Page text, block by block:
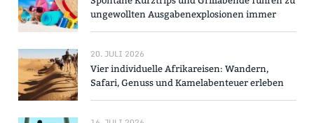
ungewollten Ausgabenexplosionen immer
20. JULI 2026
Vier individuelle Afrikareisen: Wandern,
Safari, Genuss und Kamelabenteuer erleben